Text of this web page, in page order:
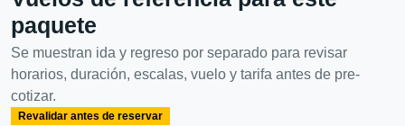
paquete
Se muestran ida y regreso por separado para revisar
horarios, duración, escalas, vuelo y tarifa antes de pre-
cotizar.
Revalidar antes de reservar